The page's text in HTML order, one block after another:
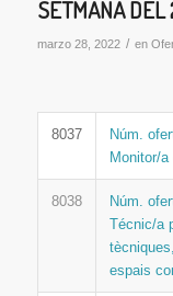
SETMANA DEL
marzo 28, 2022 / en
8037
Núm.
Monitor/
8038
Núm.
Técnic/a
espais